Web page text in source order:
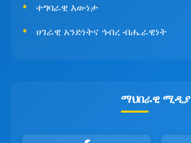
ተግባራዊ እውነታ
ሀገራዊ አንድነትና ኅብረ ብሔራዊነት
ማህበራዊ ሚዲያ